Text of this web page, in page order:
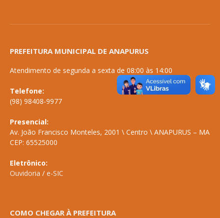
PREFEITURA MUNICIPAL DE ANAPURUS
Atendimento de segunda a sexta de 08:00 às 14:00
Telefone:
(98) 98408-9977
Presencial:
Av. João Francisco Monteles, 2001 \ Centro \ ANAPURUS – MA
CEP: 65525000
Eletrônico:
Ouvidoria / e-SIC
COMO CHEGAR À PREFEITURA